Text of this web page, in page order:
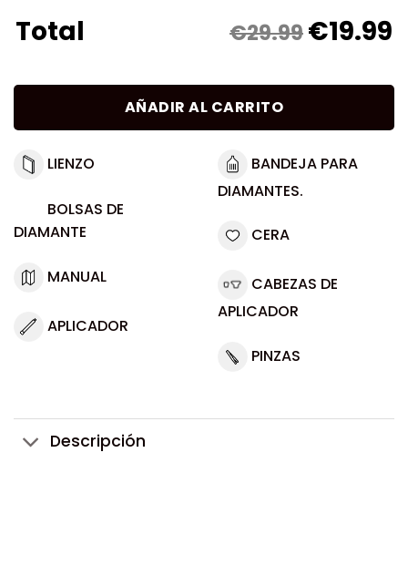
Total €29.99€19.99
AÑADIR AL CARRITO
LIENZO
BOLSAS DE
DIAMANTE
MANUAL
APLICADOR
BANDEJA PARA
DIAMANTES.
CERA
CABEZAS DE
APLICADOR
PINZAS
Descripción